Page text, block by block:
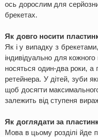
ось дорослим для
брекетах.
Як довго носити
Як і у випадку з
індивідуально для
носяться один-два роки, а
ретейнера. У дітей, зуби
щоб досягти
залежить від ступеня
Як доглядати за
Мова в цьому розділі йде